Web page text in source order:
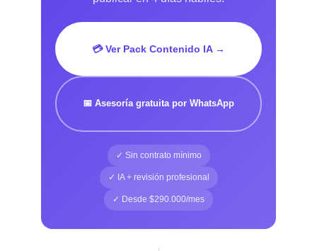
💳 Ver Pack Contenido IA →
📅 Asesoría gratuita por WhatsApp
✓ Sin contrato mínimo
✓ IA + revisión profesional
✓ Desde $290.000/mes